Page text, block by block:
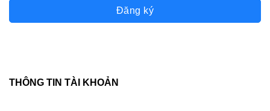
Đăng ký
THÔNG TIN TÀI KHOẢN